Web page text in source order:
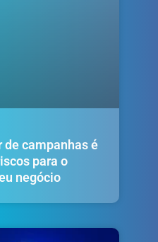
de campanhas é
para o
negócio